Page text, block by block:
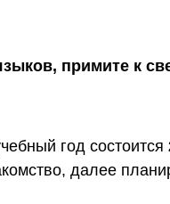
примите к
год состоится
далее